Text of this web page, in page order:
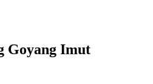
Goyang Imut